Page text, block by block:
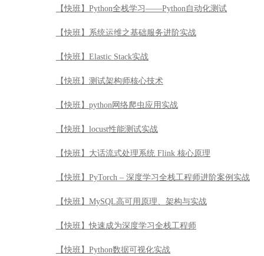
【快班】Python全栈学习——Python自动化测试
【快班】系统运维之基础服务进阶实战
【快班】Elastic Stack实战
【快班】测试架构师核心技术
【快班】python网络爬虫应用实战
【快班】locust性能测试实战
【快班】大话流式处理系统 Flink 核心原理
【快班】PyTorch – 深度学习全栈工程师进阶案例实战
【快班】MySQL高可用原理、架构与实战
【快班】快速成为深度学习全栈工程师
【快班】Python数据可视化实战